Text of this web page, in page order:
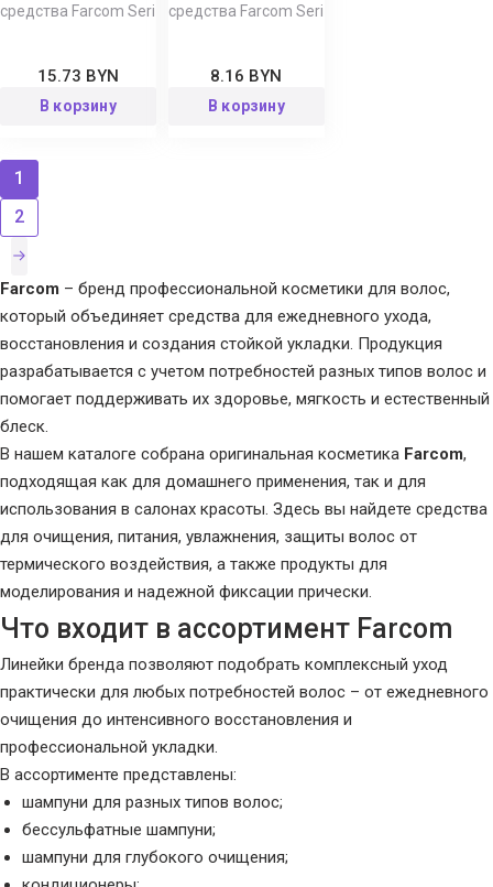
средства Farcom Seri
15.73 BYN
В корзину
средства Farcom Seri
8.16 BYN
В корзину
1
2
Farcom – бренд профессиональной косметики для волос,
который объединяет средства для ежедневного ухода,
восстановления и создания стойкой укладки. Продукция
разрабатывается с учетом потребностей разных типов волос и
помогает поддерживать их здоровье, мягкость и естественный
блеск.
В нашем каталоге собрана оригинальная косметика Farcom,
подходящая как для домашнего применения, так и для
использования в салонах красоты. Здесь вы найдете средства
для очищения, питания, увлажнения, защиты волос от
термического воздействия, а также продукты для
моделирования и надежной фиксации прически.
Что входит в ассортимент Farcom
Линейки бренда позволяют подобрать комплексный уход
практически для любых потребностей волос – от ежедневного
очищения до интенсивного восстановления и
профессиональной укладки.
В ассортименте представлены:
шампуни для разных типов волос;
бессульфатные шампуни;
шампуни для глубокого очищения;